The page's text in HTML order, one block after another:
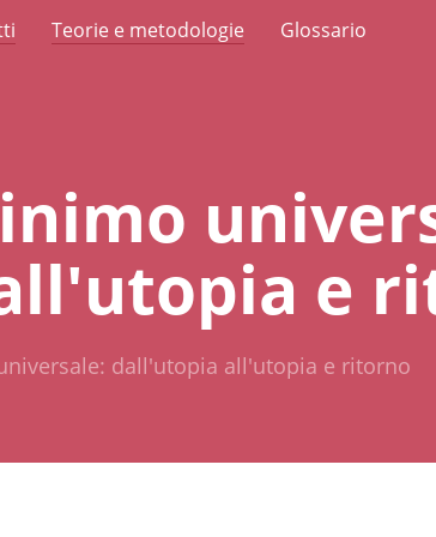
Teorie e metodologie Glossario
e
dall'utopia all'utopia e ritorno